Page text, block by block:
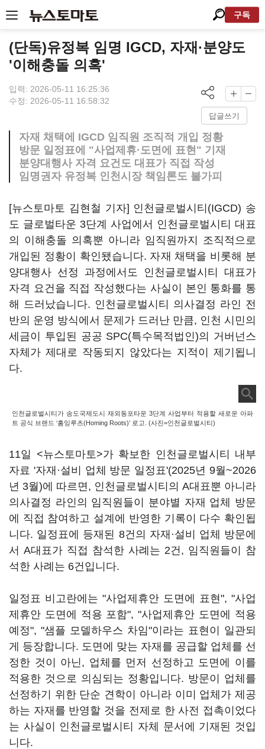
구독
(단독)유정복 임명 IGCD, 자재·분양도
'이해충돌 의혹'
입력: 2026-05-11 16:25:36
수정: 2026-05-11 16:58:32
답글쓰기
자재 채택에 IGCD 임직원 조직적 개입 정황
방문 일정표에 "사업제휴·도면에 표현" 기재
분양대행사 자격 요건도 대표가 직접 작성
임명권자 유정복 인천시장 책임론도 불가피
[뉴스토마토 김현철 기자] 인천글로벌시티(IGCD) 송
도 글로벌타운 3단계 사업에서 인천글로벌시티 대표
의 이해충돌 의혹뿐 아니라 임직원까지 조직적으로
개입된 정황이 확인됐습니다. 자재 채택을 비롯해 분
양대행사 선정 과정에서도 인천글로벌시티 대표가
자격 요건을 직접 작성했다는 사실이 본인 통화를 통
해 드러났습니다. 인천글로벌시티 의사결정 라인 전
반의 운영 방식에서 문제가 드러난 만큼, 인천 시민의
세금이 투입된 공공 SPC(특수목적법인)의 거버넌스
자체가 제대로 작동되지 않았다는 지적이 제기됩니
다.
인천글로벌시티가 송도국제도시 재외동포타운 3단계 사업부터 적용할 새로운 아파
트 공식 브랜드 ‘홈잉루츠(Homing Roots)’ 로고. (사진=인천글로벌시티)
11일 <뉴스토마토>가 확보한 인천글로벌시티 내부
자료 '자재·설비 업체 방문 일정표'(2025년 9월~2026
년 3월)에 따르면, 인천글로벌시티의 A대표뿐 아니라
의사결정 라인의 임직원들이 분야별 자재 업체 방문
에 직접 참여하고 설계에 반영한 기록이 다수 확인됩
니다. 일정표에 등재된 8건의 자재·설비 업체 방문에
서 A대표가 직접 참석한 사례는 2건, 임직원들이 참
석한 사례는 6건입니다.
일정표 비고란에는 "사업제휴안 도면에 표현", "사업
제휴안 도면에 적용 포함", "사업제휴안 도면에 적용
예정", "샘플 모델하우스 차임"이라는 표현이 일관되
게 등장합니다. 도면에 맞는 자재를 공급할 업체를 선
정한 것이 아닌, 업체를 먼저 선정하고 도면에 이를
적용한 것으로 의심되는 정황입니다. 방문이 업체를
선정하기 위한 단순 견학이 아니라 이미 업체가 제공
하는 자재를 반영할 것을 전제로 한 사전 접촉이었다
는 사실이 인천글로벌시티 자체 문서에 기재된 것입
니다.